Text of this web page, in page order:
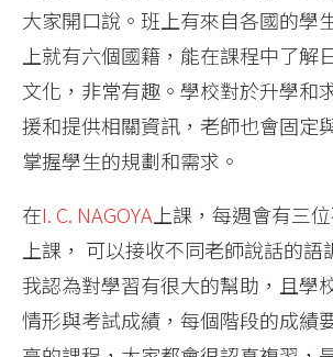
大家開口說。班上有來自各國的學
上就有六個國籍，能在課程中了解
文化，非常有趣。學校對於升學和
援和提供相關資訊，老師也會固定
掌握學生的規劃和需求。
在I. C. NAGOYA 上課，每週會有三
上課， 可以接收不同老師說話的語
我認為對學習有很大的幫助，且學
情形與考試成績，每個階段的成績